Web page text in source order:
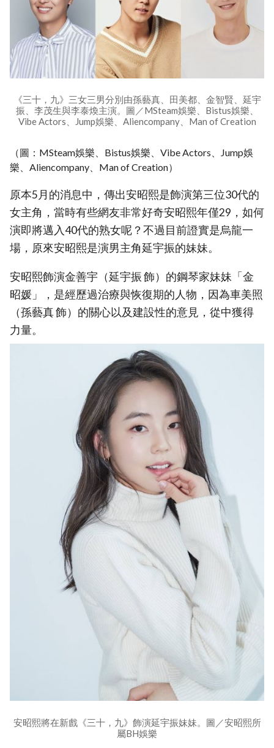
《三十，九》三女三男分別由孫藝真、田美都、金智賢、延宇
振、李茂生與李泰煥主演。圖／MSteam娛樂、Bistus娛樂、
Vibe Actors、Jump娛樂、Aliencompany、Man of Creation
（圖：MSteam娛樂、Bistus娛樂、Vibe Actors、Jump娛
樂、Aliencompany、Man of Creation）
原本5月的消息中，傳出安昭熙是飾演第三位30代的
女主角，當時有些網友非常好奇安昭熙年僅29，如何
演即將邁入40代的熟女呢？不過目前證實是烏龍一
場，原來安昭熙是演男主角延宇振的妹妹。
安昭熙飾演金善宇（延宇振 飾）的鋼琴家妹妹「金
昭媛」，是經歷過治療與恢復期的人物，因為車美照
（孫藝真 飾）的關心以及建設性的意見，從中獲得
力量。
安昭熙將在新戲《三十，九》飾演延宇振妹妹。圖／安昭熙所
屬BH娛樂